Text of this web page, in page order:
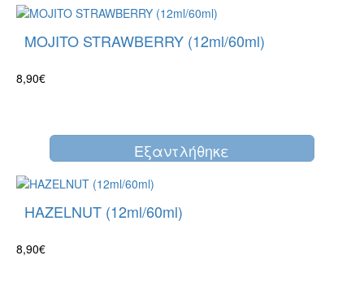
MOJITO STRAWBERRY (12ml/60ml)
8,90€
Eξαντλήθηκε
HAZELNUT (12ml/60ml)
8,90€